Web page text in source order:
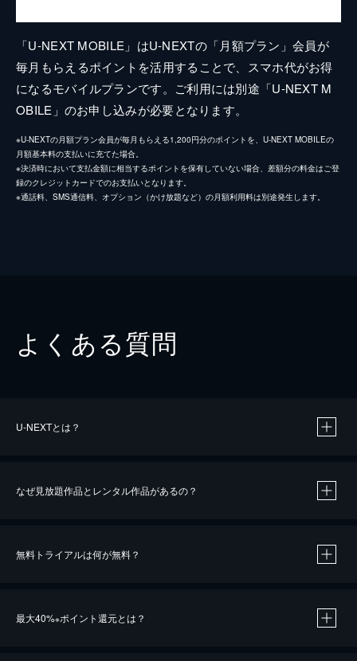
「U-NEXT MOBILE」はU-NEXTの「月額プラン」会員が
毎月もらえるポイントを活用することで、スマホ代がお得
になるモバイルプランです。ご利用には別途「U-NEXT M
OBILE」のお申し込みが必要となります。
※U-NEXTの月額プラン会員が毎月もらえる1,200円分のポイントを、U-NEXT MOBILEの
月額基本料の支払いに充てた場合。
※決済時において支払金額に相当するポイントを保有していない場合、差額分の料金はご登
録のクレジットカードでのお支払いとなります。
※通話料、SMS通信料、オプション（かけ放題など）の月額利用料は別途発生します。
よくある質問
U-NEXTとは？
なぜ見放題作品とレンタル作品があるの？
無料トライアルは何が無料？
最大40%※ポイント還元とは？